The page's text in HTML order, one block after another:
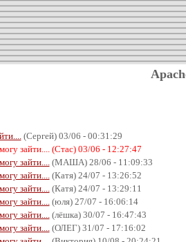
(Сергей) 03/06 - 00:31:29
зайти.... (Стас) 03/06 - 12:27:47
зайти....
(МАША) 28/06 - 11:09:33
зайти....
(Катя) 24/07 - 13:26:52
зайти....
(Катя) 24/07 - 13:29:11
зайти....
(юля) 27/07 - 16:06:14
зайти....
(лёшка) 30/07 - 16:47:43
зайти....
(ОЛЕГ) 31/07 - 17:16:02